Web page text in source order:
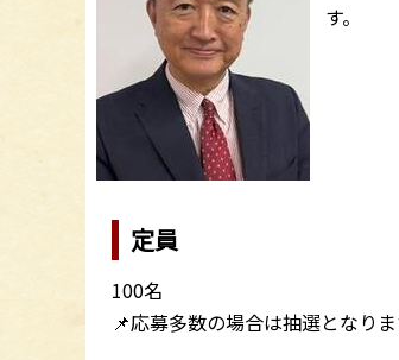
す。
定員
100名
📌応募多数の場合は抽選となり